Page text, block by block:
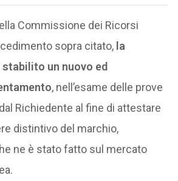
Commissione dei Ricorsi
sopra citato, la
un nuovo ed
, nell’esame delle prove
Richiedente al fine di attestare
distintivo del marchio,
ne è stato fatto sul mercato